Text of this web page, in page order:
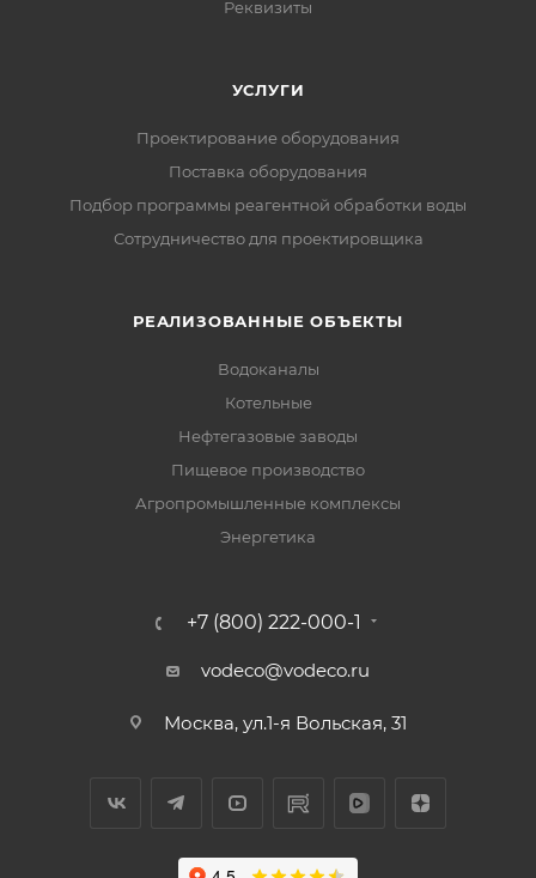
Реквизиты
УСЛУГИ
Проектирование оборудования
Поставка оборудования
Подбор программы реагентной обработки воды
Сотрудничество для проектировщика
РЕАЛИЗОВАННЫЕ ОБЪЕКТЫ
Водоканалы
Котельные
Нефтегазовые заводы
Пищевое производство
Агропромышленные комплексы
Энергетика
+7 (800) 222-000-1
vodeco@vodeco.ru
Москва, ул.1-я Вольская, 31